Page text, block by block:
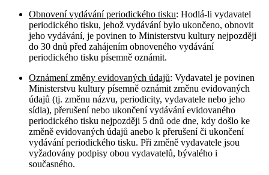
Obnovení vydávání periodického tisku: Hodlá-li vydavatel
periodického tisku, jehož vydávání bylo ukončeno, obnovit
jeho vydávání, je povinen to Ministerstvu kultury nejpozději
do 30 dnů před zahájením obnoveného vydávání
periodického tisku písemně oznámit.
Oznámení změny evidovaných údajů: Vydavatel je povinen
Ministerstvu kultury písemně oznámit změnu evidovaných
údajů (tj. změnu názvu, periodicity, vydavatele nebo jeho
sídla), přerušení nebo ukončení vydávání evidovaného
periodického tisku nejpozději 5 dnů ode dne, kdy došlo ke
změně evidovaných údajů anebo k přerušení či ukončení
vydávání periodického tisku. Při změně vydavatele jsou
vyžadovány podpisy obou vydavatelů, bývalého i
současného.